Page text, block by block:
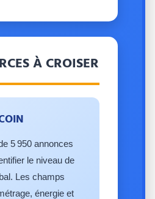
À CROISER
5 950 annonces
le niveau de
Les champs
énergie et